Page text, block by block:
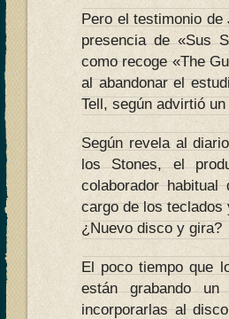
Pero el testimonio
presencia de «Sus
como recoge «The
al abandonar el
Tell, según advirtió un
Según revela al
los Stones, el
colaborador
cargo de los
¿Nuevo disco y gira?
El poco tiempo que
están grabando un
incorporarlas al